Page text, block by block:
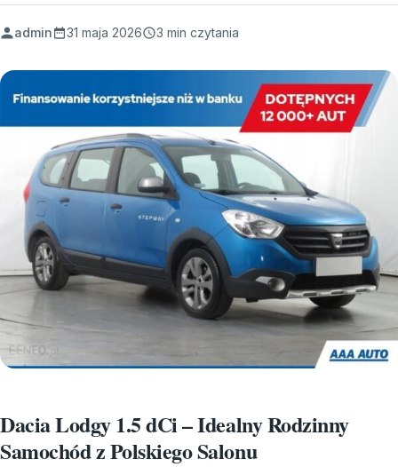
admin 31 maja 2026 3 min czytania
Dacia Lodgy 1.5 dCi – Idealny Rodzinny
Samochód z Polskiego Salonu